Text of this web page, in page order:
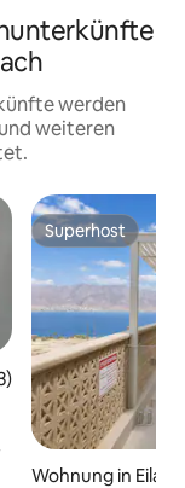
werden
weiteren
Superhost
Superhost
Wohnung in Eilat